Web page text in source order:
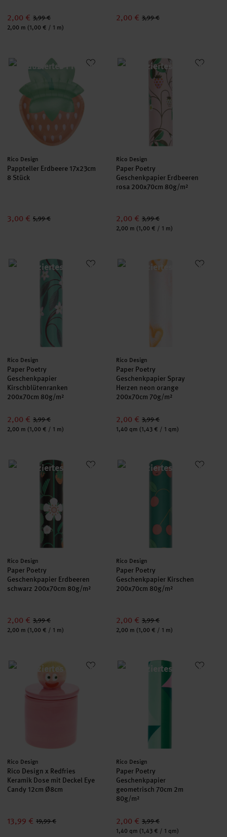
2,00 € 3,99 €
Inhalt:
2,00 m (1,00 € / 1 m)
2,00 € 3,99 €
Pappteller Erdbeere 17x23cm 8 Stück
Hersteller:
Rico Design
Pappteller Erdbeere 17x23cm
8 Stück
3,00 € 5,99 €
Paper Poetry Geschenkpapier
Hersteller:
Rico Design
Paper Poetry
Geschenkpapier Erdbeeren
rosa 200x70cm 80g/m²
2,00 € 3,99 €
Inhalt:
2,00 m (1,00 € / 1 m)
Paper Poetry Geschenkpapier Kirschblütenranken 200x70cm
Hersteller:
Rico Design
Paper Poetry
Geschenkpapier
Kirschblütenranken
200x70cm 80g/m²
2,00 € 3,99 €
Inhalt:
2,00 m (1,00 € / 1 m)
Paper Poetry Geschenkpapier
Hersteller:
Rico Design
Paper Poetry
Geschenkpapier Spray
Herzen neon orange
200x70cm 70g/m²
2,00 € 3,99 €
Inhalt:
1,40 qm (1,43 € / 1 qm)
Paper Poetry Geschenkpapier Erdbeeren schwarz 200x70cm
Hersteller:
Rico Design
Paper Poetry
Geschenkpapier Erdbeeren
schwarz 200x70cm 80g/m²
2,00 € 3,99 €
Inhalt:
2,00 m (1,00 € / 1 m)
Paper Poetry Geschenkpapier
Hersteller:
Rico Design
Paper Poetry
Geschenkpapier Kirschen
200x70cm 80g/m²
2,00 € 3,99 €
Inhalt:
2,00 m (1,00 € / 1 m)
Rico Design x Redfries Keramik Dose mit Deckel Eye Candy
Hersteller:
Rico Design
Rico Design x Redfries
Keramik Dose mit Deckel Eye
Candy 12cm Ø8cm
13,99 € 19,99 €
Paper Poetry Geschenkpapier
Hersteller:
Rico Design
Paper Poetry
Geschenkpapier
geometrisch 70cm 2m
80g/m²
2,00 € 3,99 €
Inhalt:
1,40 qm (1,43 € / 1 qm)